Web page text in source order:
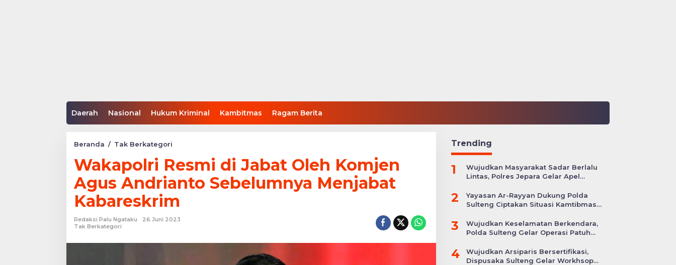
Daerah Nasional Hukum Kriminal Kambitmas Ragam Berita
Beranda / Tak Berkategori
di
Jabat
Oleh
Komjen
Agus
Andrianto
Sebelumnya
Wakapolri Resmi di Jabat Oleh Komjen
Agus Andrianto Sebelumnya Menjabat
Kabareskrim
Redaksi Palu Ngataku
26 Juni 2023
Tak Berkategori
Trending
1
Wujudkan Masyarakat Sadar Berlalu
Lintas, Polres Jepara Gelar Apel
2
Yayasan Ar-Rayyan Dukung Polda
Sulteng Ciptakan Situasi Kamtibmas
3
Wujudkan Keselamatan Berkendara,
Polda Sulteng Gelar Operasi Patuh
4
Wujudkan Arsiparis Bersertifikasi,
Dispusaka Sulteng Gelar Workhsop